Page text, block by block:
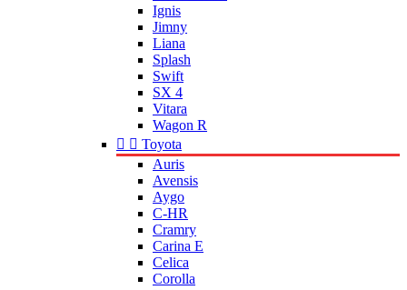
Ignis
Jimny
Liana
Splash
Swift
SX 4
Vitara
Wagon R
  Toyota
Auris
Avensis
Aygo
C-HR
Cramry
Carina E
Celica
Corolla